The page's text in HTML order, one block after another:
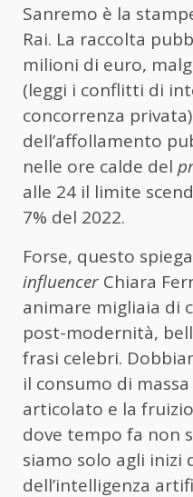
Sanremo è la
Rai. La raccolta
milioni di euro,
(leggi i conflitti di
concorrenza
dell’affollamento
nelle ore calde del
alle 24 il limite
7% del 2022.
Forse, questo
influencer Chiara
animare migliaia di
post-modernità,
frasi celebri.
il consumo di
articolato e la
dove tempo fa non
siamo solo agli inizi
dell’intelligenza